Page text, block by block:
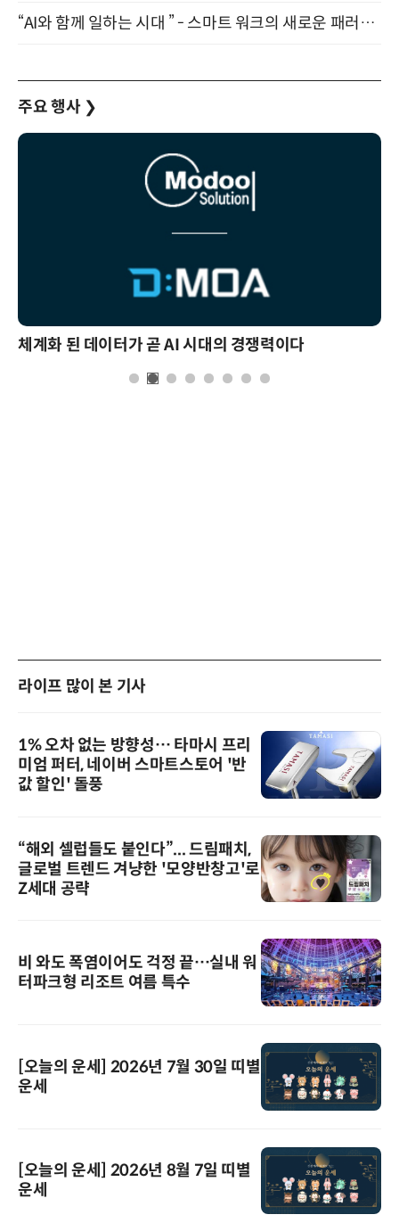
“AI와 함께 일하는 시대 ” - 스마트 워크의 새로운 패러다임 (9/11)
주요 행사 ❯
체계화 된 데이터가 곧 AI 시대의 경쟁력이다
라이프 많이 본 기사
1% 오차 없는 방향성… 타마시 프리
미엄 퍼터, 네이버 스마트스토어 '반
값 할인' 돌풍
“해외 셀럽들도 붙인다”... 드림패치,
글로벌 트렌드 겨냥한 '모양반창고'로
Z세대 공략
비 와도 폭염이어도 걱정 끝…실내 워
터파크형 리조트 여름 특수
[오늘의 운세] 2026년 7월 30일 띠별
운세
[오늘의 운세] 2026년 8월 7일 띠별
운세